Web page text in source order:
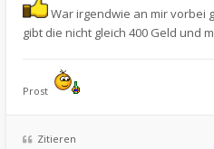
War irgendwie an mir vorbei
gibt die nicht gleich 400 Geld und
Prost
Zitieren